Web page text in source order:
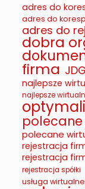
adres do
adres do
adres do
dobra
firma JDG
najlepsze
najlepsze
polecane
rejestracja
rejestracja
rejestracja spółki
usługa